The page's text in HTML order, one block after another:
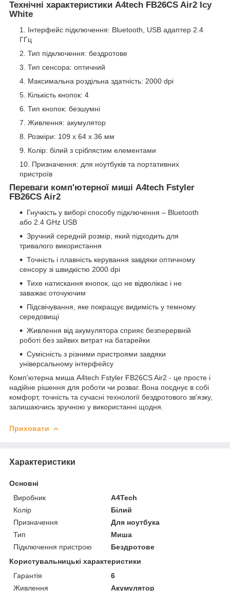
Технічні характеристики A4tech FB26CS Air2 Icy
White
Інтерфейс підключення: Bluetooth, USB адаптер 2.4
ГГц
Тип підключення: бездротове
Тип сенсора: оптичний
Максимальна роздільна здатність: 2000 dpi
Кількість кнопок: 4
Тип кнопок: безшумні
Живлення: акумулятор
Розміри: 109 х 64 х 36 мм
Колір: білий з сріблястим елементами
Призначення: для ноутбуків та портативних
пристроїв
Переваги комп'ютерної миші A4tech Fstyler
FB26CS Air2
Гнучкість у виборі способу підключення – Bluetooth
або 2.4 GHz USB
Зручний середній розмір, який підходить для
тривалого використання
Точність і плавність керування завдяки оптичному
сенсору зі швидкістю 2000 dpi
Тихе натискання кнопок, що не відволікає і не
заважає оточуючим
Підсвічування, яке покращує видимість у темному
середовищі
Живлення від акумулятора сприяє безперервній
роботі без зайвих витрат на батарейки
Сумісність з різними пристроями завдяки
універсальному інтерфейсу
Комп'ютерна миша A4tech Fstyler FB26CS Air2 - це просте і
надійне рішення для роботи чи розваг. Вона поєднує в собі
комфорт, точність та сучасні технології бездротового зв'язку,
залишаючись зручною у використанні щодня.
Приховати
Характеристики
Основні
Виробник
A4Tech
Колір
Білий
Призначення
Для ноутбука
Тип
Миша
Підключення пристрою
Бездротове
Користувальницькі характеристики
Гарантія
6
Живлення
Акумулятор